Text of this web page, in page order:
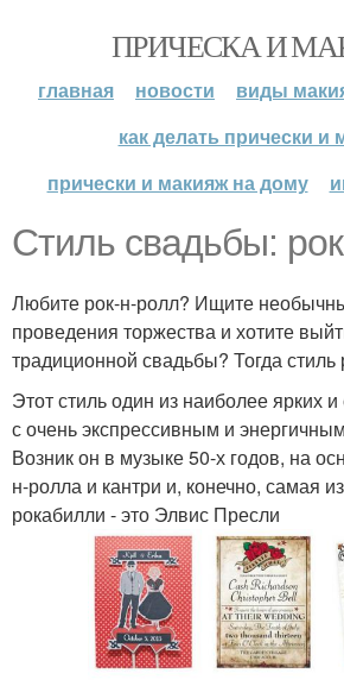
ПРИЧЕСКА И
главная новости
виды
как делать прически и
прически и макияж на дому
Стиль свадьбы:
Любите рок-н-ролл? Ищите
проведения торжества и хотите
традиционной свадьбы? Тогда
Этот стиль один из наиболее ярких
с очень экспрессивным и
Возник он в музыке 50-х годов, на
н-ролла и кантри и, конечно, самая
рокабилли - это Элвис Пресли